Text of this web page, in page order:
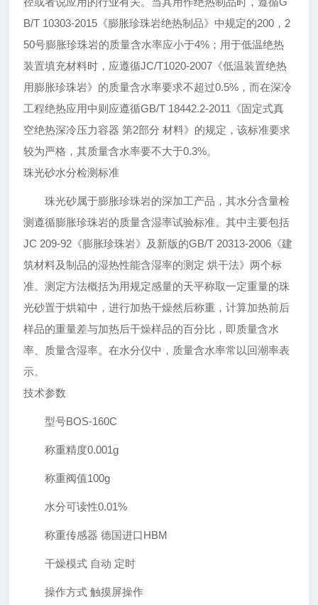
B/T 10303-2015《膨胀珍珠岩绝热制品》中规定的200，2
50号膨胀珍珠岩的质量含水率应小于4%；用于低温绝热
装置填充材料时，应遵循JC/T1020-2007《低温装置绝热
用膨胀珍珠岩》的质量含水率要求不超过0.5%，而在深冷
工程绝热应用中则应遵循GB/T 18442.2-2011《固定式真
空绝热深冷压力容器 第2部分 材料》的规定，该标准要求
较为严格，其质量含水率要不大于0.3%。
珠光砂水分检测标准
珠光砂属于膨胀珍珠岩的深加工产品，其水分含量检
测遵循膨胀珍珠岩的质量含湿率试验标准。其中主要包括
JC 209-92《膨胀珍珠岩》及新版的GB/T 20313-2006《建
筑材料及制品的湿热性能含湿率的测定 烘干法》两个标
准。测定方法概括为用规定感量的天平称取一定重量的珠
光砂置于烘箱中，进行加热干燥然后称重，计算加热前后
样品的重量差与加热后干燥样品的百分比，即质量含水
率、质量含湿率。在水分仪中，质量含水率常以回潮率表
示。
技术参数
型号BOS-160C
称重精度0.001g
称重阀值100g
水分可读性0.01%
称重传感器 德国进口HBM
干燥模式 自动 定时
操作方式 触摸屏操作